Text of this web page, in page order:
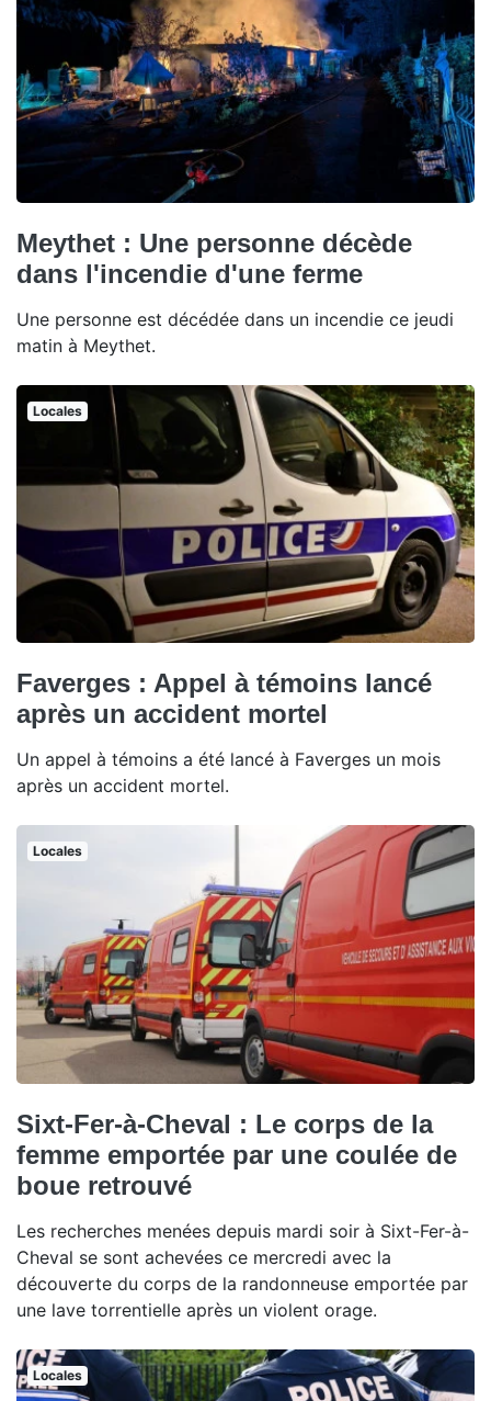
Meythet : Une personne décède
dans l'incendie d'une ferme
Une personne est décédée dans un incendie ce jeudi
matin à Meythet.
Locales
Faverges : Appel à témoins lancé
après un accident mortel
Un appel à témoins a été lancé à Faverges un mois
après un accident mortel.
Locales
Sixt-Fer-à-Cheval : Le corps de la
femme emportée par une coulée de
boue retrouvé
Les recherches menées depuis mardi soir à Sixt-Fer-à-
Cheval se sont achevées ce mercredi avec la
découverte du corps de la randonneuse emportée par
une lave torrentielle après un violent orage.
Locales